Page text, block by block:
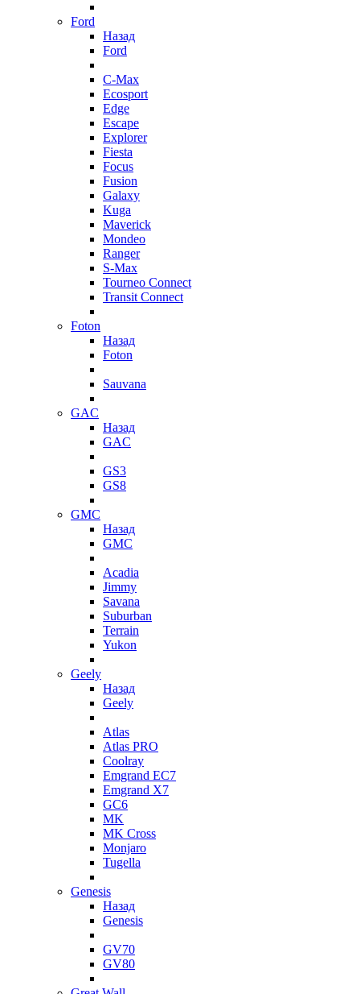
Ford
Назад
Ford
C-Max
Ecosport
Edge
Escape
Explorer
Fiesta
Focus
Fusion
Galaxy
Kuga
Maverick
Mondeo
Ranger
S-Max
Tourneo Connect
Transit Connect
Foton
Назад
Foton
Sauvana
GAC
Назад
GAC
GS3
GS8
GMC
Назад
GMC
Acadia
Jimmy
Savana
Suburban
Terrain
Yukon
Geely
Назад
Geely
Atlas
Atlas PRO
Coolray
Emgrand EC7
Emgrand X7
GC6
MK
MK Cross
Monjaro
Tugella
Genesis
Назад
Genesis
GV70
GV80